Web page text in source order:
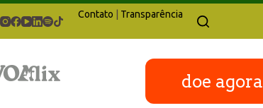
Contato | Transparência
doe agora